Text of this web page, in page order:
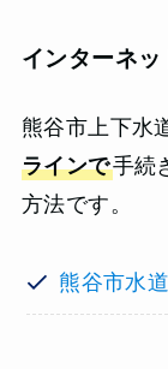
インターネッ
熊谷市上下水
ラインで手続
方法です。
熊谷市水